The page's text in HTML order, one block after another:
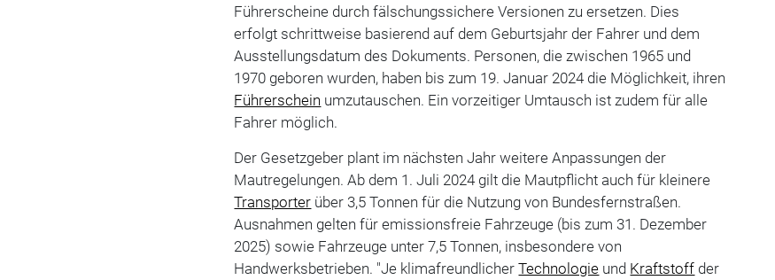
Führerscheine durch fälschungssichere Versionen zu ersetzen. Dies
erfolgt schrittweise basierend auf dem Geburtsjahr der Fahrer und dem
Ausstellungsdatum des Dokuments. Personen, die zwischen 1965 und
1970 geboren wurden, haben bis zum 19. Januar 2024 die Möglichkeit, ihren
Führerschein umzutauschen. Ein vorzeitiger Umtausch ist zudem für alle
Fahrer möglich.
Der Gesetzgeber plant im nächsten Jahr weitere Anpassungen der
Mautregelungen. Ab dem 1. Juli 2024 gilt die Mautpflicht auch für kleinere
Transporter über 3,5 Tonnen für die Nutzung von Bundesfernstraßen.
Ausnahmen gelten für emissionsfreie Fahrzeuge (bis zum 31. Dezember
2025) sowie Fahrzeuge unter 7,5 Tonnen, insbesondere von
Handwerksbetrieben. "Je klimafreundlicherTechnologie und Kraftstoff der